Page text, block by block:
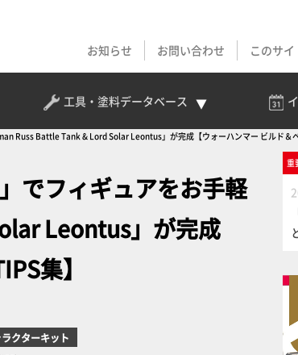
お知らせ
お問い合わせ このサ
工具・塗料データベース
Russ Battle Tank & Lord Solar Leontus」が完成【ウォーハンマー ビルド＆ペ
でフィギュアをお手軽
Leontus」が完成
集】
クターキット
重